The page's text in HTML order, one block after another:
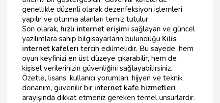
genellikle düzenli olarak dezenfeksiyon işlemleri
yapılır ve oturma alanları temiz tutulur.
Son olarak, hızlı internet erişimi sağlayan ve güncel
yazılımlara sahip bilgisayarların bulunduğu Kilis
internet kafeleri tercih edilmelidir. Bu sayede, hem
oyun keyfinizi en üst düzeye çıkarabilir, hem de
kişisel verilerinizin güvenliğini sağlayabilirsiniz.
Özetle, lisans, kullanıcı yorumları, hijyen ve teknik
donanım, güvenilir bir internet kafe hizmetleri
arayışında dikkat etmeniz gereken temel unsurlardır.